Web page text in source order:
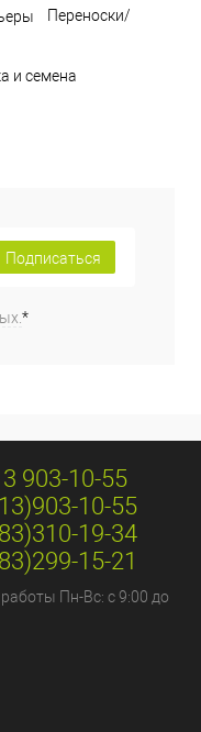
Переноски/
и семена
Подписаться
*
903-10-55
10-55
19-34
15-21
Пн-Вс: с 9:00 до